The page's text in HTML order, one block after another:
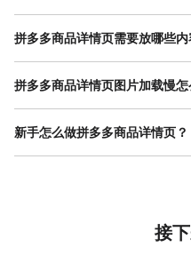
提高拼多多商品详情页转化率
和信任背书。建议首屏用高质
高转化的拼多多商品详情页。
拼多多商品详情页需要放哪些内
一个完整的拼多多商品详情页
展示、使用场景、规格参数、
页。
拼多多商品详情页图片加载慢怎
图片加载慢通常是因为文件过
详情页的单张图片压缩到1MB
新手怎么做拼多多商品详情页？
新手做拼多多商品详情页，最
多多商品详情页，效率特别高。
接